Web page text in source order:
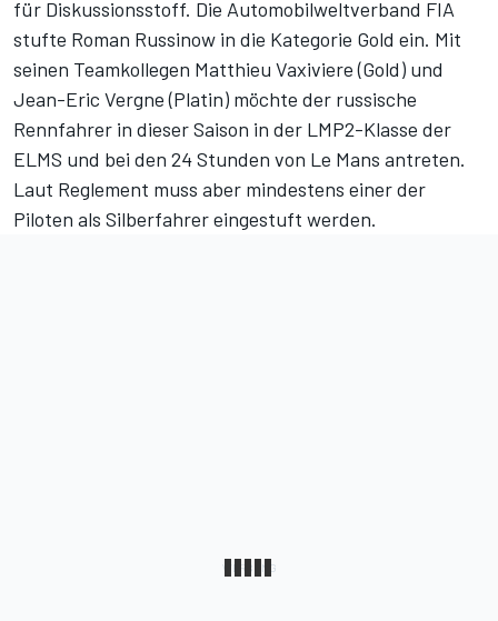
für Diskussionsstoff. Die Automobilweltverband FIA
stufte Roman Russinow in die Kategorie Gold ein. Mit
seinen Teamkollegen Matthieu Vaxiviere (Gold) und
Jean-Eric Vergne (Platin) möchte der russische
Rennfahrer in dieser Saison in der LMP2-Klasse der
ELMS und bei den 24 Stunden von Le Mans antreten.
Laut Reglement muss aber mindestens einer der
Piloten als Silberfahrer eingestuft werden.